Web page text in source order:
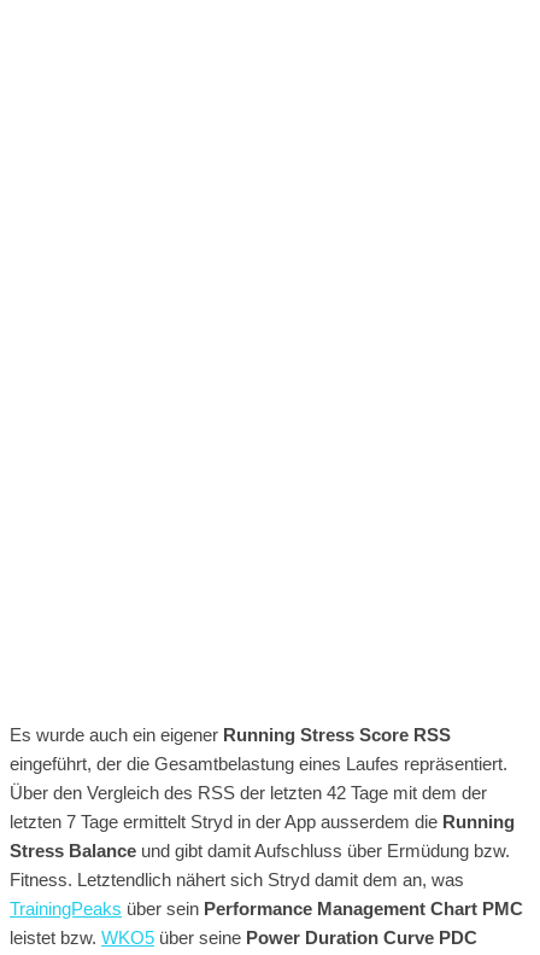
Es wurde auch ein eigener Running Stress Score RSS
eingeführt, der die Gesamtbelastung eines Laufes repräsentiert.
Über den Vergleich des RSS der letzten 42 Tage mit dem der
letzten 7 Tage ermittelt Stryd in der App ausserdem die Running
Stress Balance und gibt damit Aufschluss über Ermüdung bzw.
Fitness. Letztendlich nähert sich Stryd damit dem an, was
TrainingPeaks über sein Performance Management Chart PMC
leistet bzw. WKO5 über seine Power Duration Curve PDC